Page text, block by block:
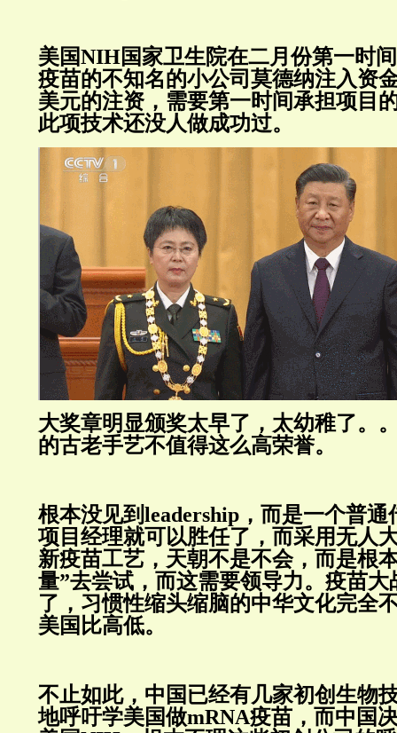
美国NIH国家卫生院在二月份第一时
疫苗的不知名的小公司莫德纳注入资
美元的注资，需要第一时间承担项目
此项技术还没人做成功过。
大奖章明显颁奖太早了，太幼稚了。
的古老手艺不值得这么高荣誉。
根本没见到leadership，而是一个普
项目经理就可以胜任了，而采用无人
新疫苗工艺，天朝不是不会，而是根
量”去尝试，而这需要领导力。疫苗
了，习惯性缩头缩脑的中华文化完全
美国比高低。
不止如此，中国已经有几家初创生物
地呼吁学美国做mRNA疫苗，而中国